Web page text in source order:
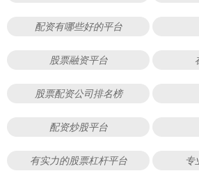
配资有哪些好的平台
股票融资平台
股票配资公司排名榜
配资炒股平台
有实力的股票杠杆平台 专